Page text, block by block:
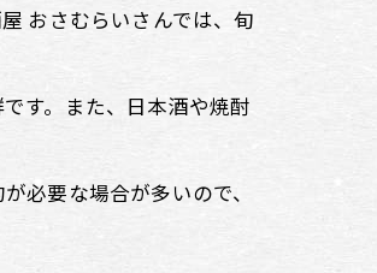
おさむらいさんでは、旬
す。また、日本酒や焼酎
必要な場合が多いので、